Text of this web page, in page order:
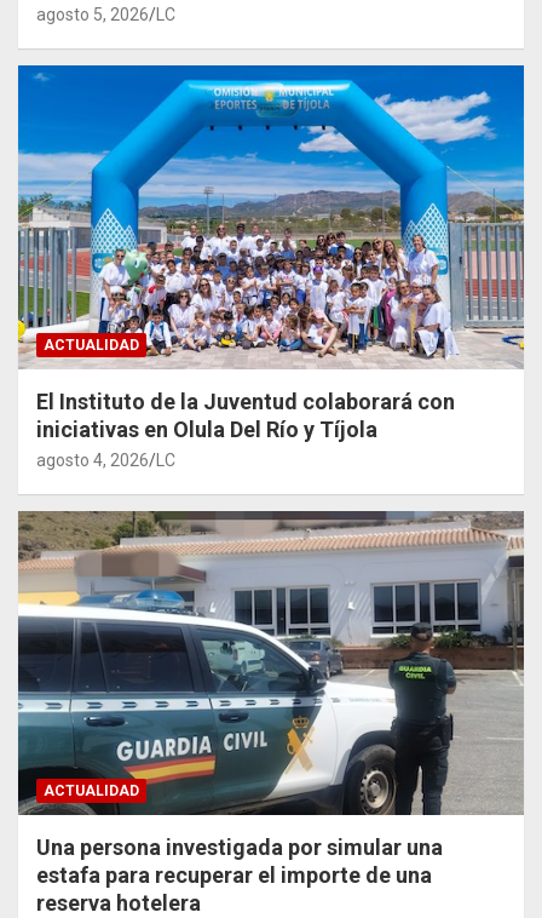
agosto 5, 2026 LC
ACTUALIDAD
El Instituto de la Juventud colaborará con
iniciativas en Olula Del Río y Tíjola
agosto 4, 2026 LC
ACTUALIDAD
Una persona investigada por simular una
estafa para recuperar el importe de una
reserva hotelera